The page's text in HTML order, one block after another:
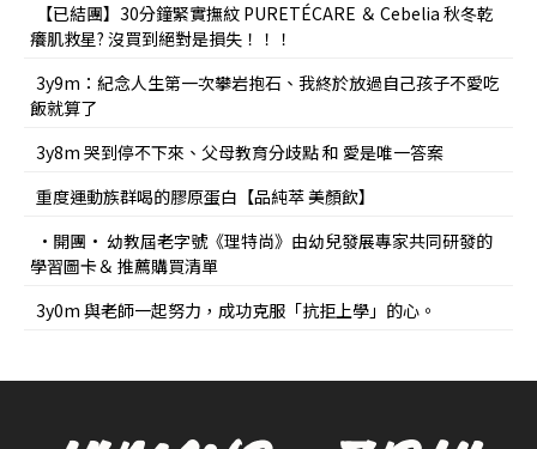
【已結團】30分鐘緊實撫紋 PURETÉCARE ＆ Cebelia 秋冬乾
癢肌救星? 沒買到絕對是損失！！！
3y9m：紀念人生第一次攀岩抱石、我終於放過自己孩子不愛吃
飯就算了
3y8m 哭到停不下來、父母教育分歧點 和 愛是唯一答案
重度運動族群喝的膠原蛋白【品純萃 美顏飲】
•開團• 幼教屆老字號《理特尚》由幼兒發展專家共同研發的
學習圖卡＆ 推薦購買清單
3y0m 與老師一起努力，成功克服「抗拒上學」的心。